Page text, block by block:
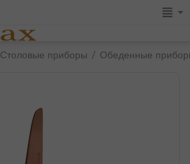
Столовые приборы / Обеденные